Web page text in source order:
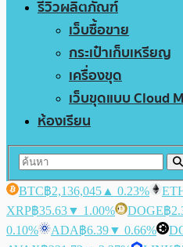
รีวิวผลิตภัณฑ์
เว็บซื้อขาย
กระเป๋าเก็บเหรียญ
เครื่องขุด
เว็บขุดแบบ Cloud
ห้องเรียน
BTC฿2,136,045 ▲ 0.23%
XRP฿35.63▼ 1.00% DOGE฿
0.10%
ADA฿6.39▼ 0.66%